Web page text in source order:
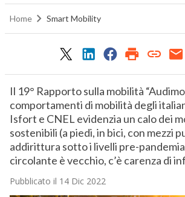
Home Smart Mobility
Il 19° Rapporto sulla mobilità
comportamenti di mobilità degli
Isfort e CNEL evidenzia un calo dei
sostenibili (a piedi, in bici, con mezzi
addirittura sotto i livelli pre-
circolante è vecchio, c’è carenza di
Pubblicato il 14 Dic 2022